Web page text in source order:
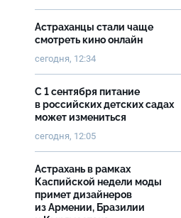
Астраханцы стали чаще
смотреть кино онлайн
сегодня, 12:34
С 1 сентября питание
в российских детских садах
может измениться
сегодня, 12:05
Астрахань в рамках
Каспийской недели моды
примет дизайнеров
из Армении, Бразилии